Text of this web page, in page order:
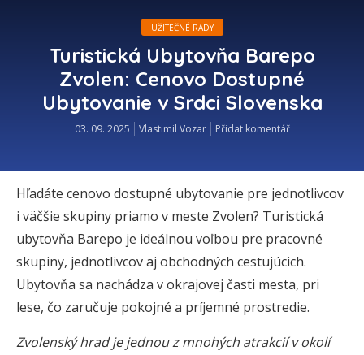
UŽITEČNÉ RADY
Turistická Ubytovňa Barepo
Zvolen: Cenovo Dostupné
Ubytovanie v Srdci Slovenska
03. 09. 2025 Vlastimil Vozar Přidat komentář
Hľadáte cenovo dostupné ubytovanie pre jednotlivcov
i väčšie skupiny priamo v meste Zvolen? Turistická
ubytovňa Barepo je ideálnou voľbou pre pracovné
skupiny, jednotlivcov aj obchodných cestujúcich.
Ubytovňa sa nachádza v okrajovej časti mesta, pri
lese, čo zaručuje pokojné a príjemné prostredie.
Zvolenský hrad je jednou z mnohých atrakcií v okolí